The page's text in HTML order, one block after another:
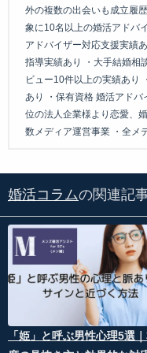
外の複数の出会いも成立履
象に10名以上の婚活アドバ
アドバイザー対応支援実績
指導実績あり ・大手結婚相
ビュー10件以上の実績あり
あり ・保有資格 婚活アド
位の法人企業様より恋愛、
数メディア運営事業 ・全メ
婚活コラムの関連記
「姫」と呼ぶ男性心理5選